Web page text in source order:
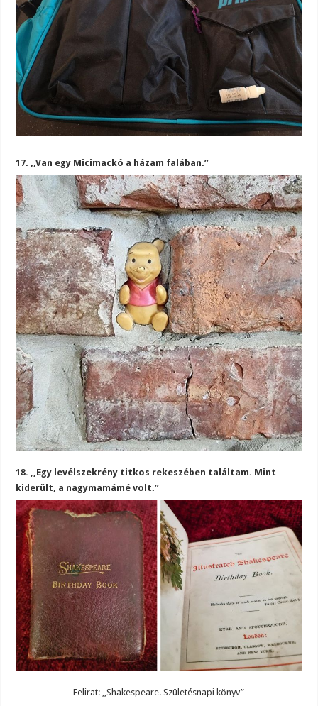
17. ,,Van egy Micimackó a házam falában.”
18. ,,Egy levélszekrény titkos rekeszében találtam. Mint
kiderült, a nagymamámé volt.”
Felirat: ,,Shakespeare. Születésnapi könyv”